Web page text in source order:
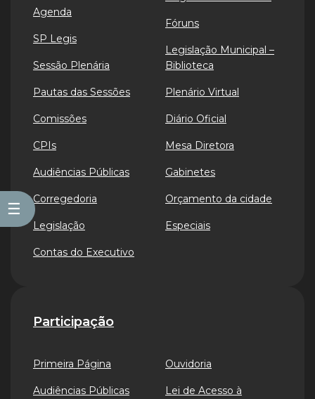
☰
Agenda
SP Legis
Sessão Plenária
Pautas das Sessões
Comissões
CPIs
Audiências Públicas
Corregedoria
Legislação
Contas do Executivo
Fóruns
Legislação Municipal –
Biblioteca
Plenário Virtual
Diário Oficial
Mesa Diretora
Gabinetes
Orçamento da cidade
Especiais
Participação
Primeira Página
Audiências Públicas
Ouvidoria
Lei de Acesso à